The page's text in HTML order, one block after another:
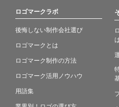
ロゴマークラボ
後悔しない制作会社選び
ロゴマークとは
ロゴマーク制作の方法
ロゴマーク活用ノウハウ
用語集